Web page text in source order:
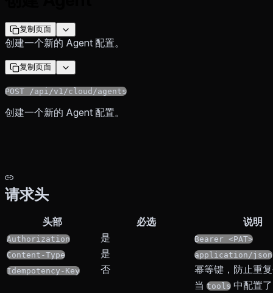
复制页面
创建一个新的 Agent 配置。
复制页面
POST /api/v1/cloud/agents
创建一个新的 Agent 配置。
请求头
头部 必选 说明
Authorization 是
Bearer <PAT>
Content-Type
是
application/json
Idempotency-Key
否 幂等键，防止重
当 tools 中配置了